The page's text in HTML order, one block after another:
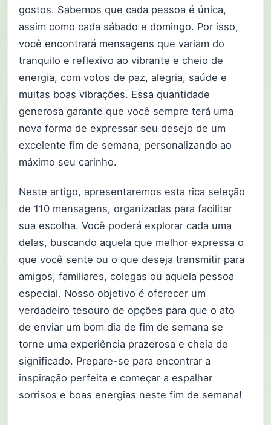
gostos. Sabemos que cada pessoa é única,
assim como cada sábado e domingo. Por isso,
você encontrará mensagens que variam do
tranquilo e reflexivo ao vibrante e cheio de
energia, com votos de paz, alegria, saúde e
muitas boas vibrações. Essa quantidade
generosa garante que você sempre terá uma
nova forma de expressar seu desejo de um
excelente fim de semana, personalizando ao
máximo seu carinho.
Neste artigo, apresentaremos esta rica seleção
de 110 mensagens, organizadas para facilitar
sua escolha. Você poderá explorar cada uma
delas, buscando aquela que melhor expressa o
que você sente ou o que deseja transmitir para
amigos, familiares, colegas ou aquela pessoa
especial. Nosso objetivo é oferecer um
verdadeiro tesouro de opções para que o ato
de enviar um bom dia de fim de semana se
torne uma experiência prazerosa e cheia de
significado. Prepare-se para encontrar a
inspiração perfeita e começar a espalhar
sorrisos e boas energias neste fim de semana!